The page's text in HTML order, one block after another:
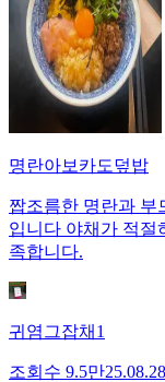
명란아보카도덮밥
짭조름한 명란과 부
입니다 야채가 적절
족합니다.
귀염그잡채1
조회수 9.5만25.08.28